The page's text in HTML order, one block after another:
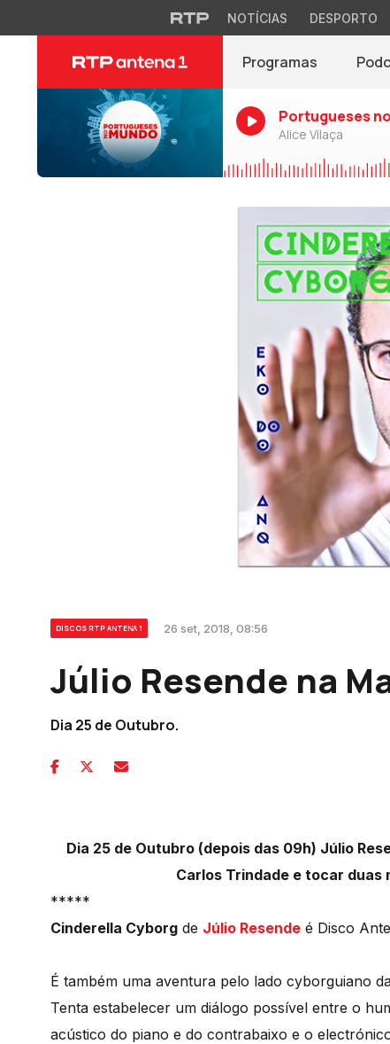
NOTÍCIAS DESPORTO
Programas
Portugueses
Alice Vilaça
DISCOS RTP ANTENA 1 26 set, 2018, 08:56
Júlio Resende na
Dia 25 de Outubro.
Dia 25 de Outubro (depois das 09h) Júlio
Carlos Trindade e tocar duas
*****
Cinderella Cyborg de Júlio Resende é Disco
É também uma aventura pelo lado cyborguiano
Tenta estabelecer um diálogo possível entre o
acústico do piano e do contrabaixo e o